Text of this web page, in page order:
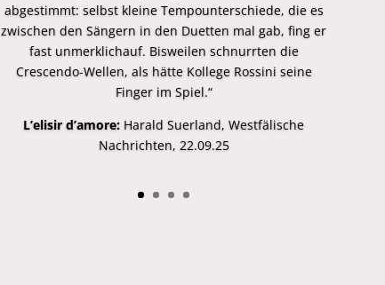
abgestimmt: selbst kleine Tempounterschiede, die es
zwischen den Sängern in den Duetten mal gab, fing er
fast unmerklichauf. Bisweilen schnurrten die
Crescendo-Wellen, als hätte Kollege Rossini seine
Finger im Spiel.“
L’elisir d’amore: Harald Suerland, Westfälische
Nachrichten, 22.09.25